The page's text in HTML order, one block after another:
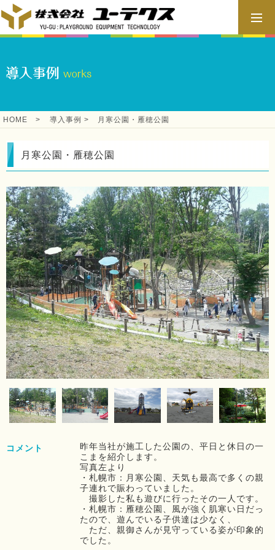
HOME > 導入事例 > 月寒公園・雁穂公園
月寒公園・雁穂公園
コメント
昨年当社が施工した公園の、平日と休日の一
こまを紹介します。
写真左より
・札幌市：月寒公園、天気も最高で多くの親
子連れで賑わっていました。
撮影した私も遊びに行ったその一人です。
・札幌市：雁穂公園、風が強く肌寒い日だっ
たので、遊んでいる子供達は少なく、
ただ、親御さんが見守っている姿が印象的
でした。